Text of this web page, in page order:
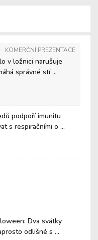
KOMERČNÍ PREZENTACE
v ložnici narušuje
správné stí ...
podpoří imunitu
s respiračními o ...
Dva svátky
odlišné s ...